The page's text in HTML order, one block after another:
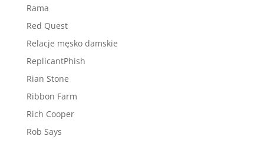
Rama
Red Quest
Relacje męsko damskie
ReplicantPhish
Rian Stone
Ribbon Farm
Rich Cooper
Rob Says